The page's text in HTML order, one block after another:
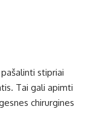
stipriai
Tai gali apimti
chirurgines